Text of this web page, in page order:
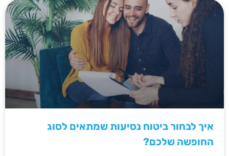
איך לבחור ביטוח נסיעות שמתאים לסוג
החופשה שלכם?